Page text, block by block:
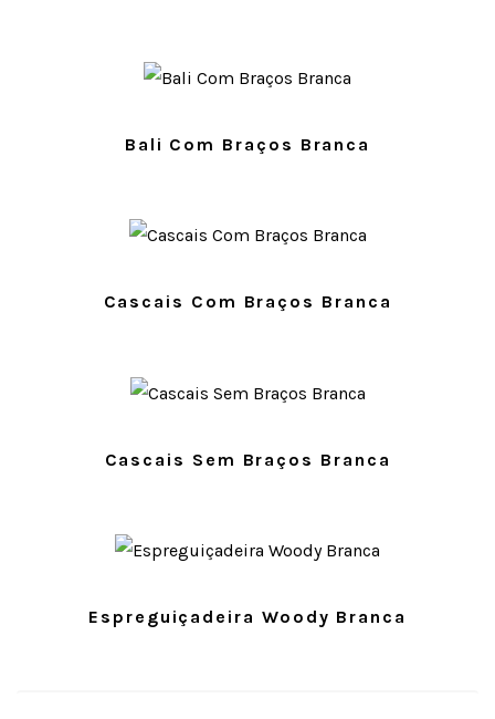
Bali Com Braços Branca
Cascais Com Braços Branca
Cascais Sem Braços Branca
Espreguiçadeira Woody Branca